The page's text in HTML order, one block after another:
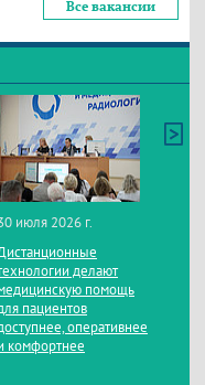
Все вакансии
июля 2026 г.
делают
помощь
пациентов
оперативнее
комфортнее